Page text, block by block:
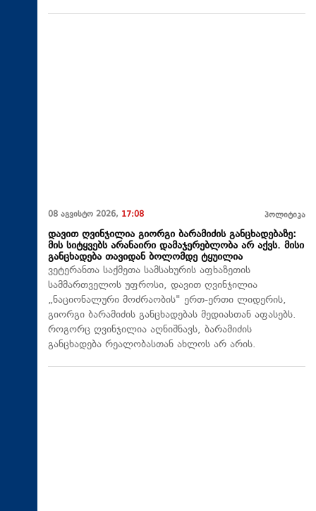
08 აგვისტო 2026, 17:08 პოლიტიკა
დავით ღვინჯილია გიორგი ბარამიძის განცხადებაზე:
მის სიტყვებს არანაირი დამაჯერებლობა არ აქვს. მისი
განცხადება თავიდან ბოლომდე ტყუილია
ვეტერანთა საქმეთა სამსახურის აფხაზეთის
სამმართველოს უფროსი, დავით ღვინჯილია
„ნაციონალური მოძრაობის" ერთ-ერთი ლიდერის,
გიორგი ბარამიძის განცხადებას მედიასთან აფასებს.
როგორც ღვინჯილია აღნიშნავს, ბარამიძის
განცხადება რეალობასთან ახლოს არ არის.